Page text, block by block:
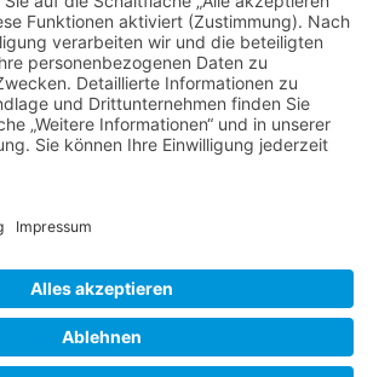
Kurse informiert bleiben?
abonnieren, erhalten Sie Infos zu